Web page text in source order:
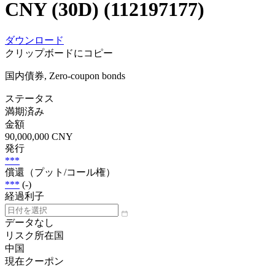
CNY (30D) (112197177)
ダウンロード
クリップボードにコピー
国内債券, Zero-coupon bonds
ステータス
満期済み
金額
90,000,000 CNY
発行
***
償還（プット/コール権）
*** (-)
経過利子
データなし
リスク所在国
中国
現在クーポン